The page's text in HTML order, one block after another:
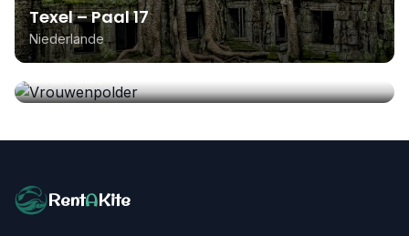
Texel – Paal 17
Niederlande
Vrouwenpolder
RentAKite